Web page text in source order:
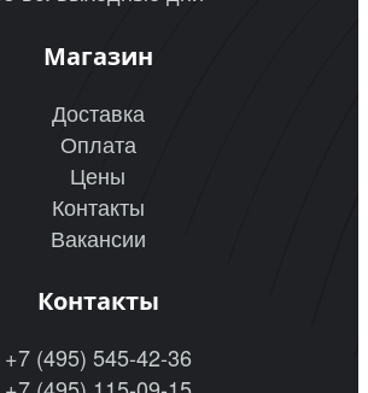
Магазин
Доставка
Оплата
Цены
Контакты
Вакансии
Контакты
+7 (495) 545-42-36